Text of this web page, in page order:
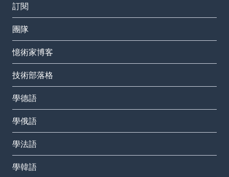
訂閱
團隊
憶術家博客
技術部落格
學德語
學俄語
學法語
學韓語